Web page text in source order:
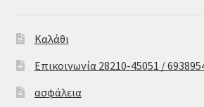
Καλάθι
Επικοινωνία 28210-45051 /
ασφάλεια